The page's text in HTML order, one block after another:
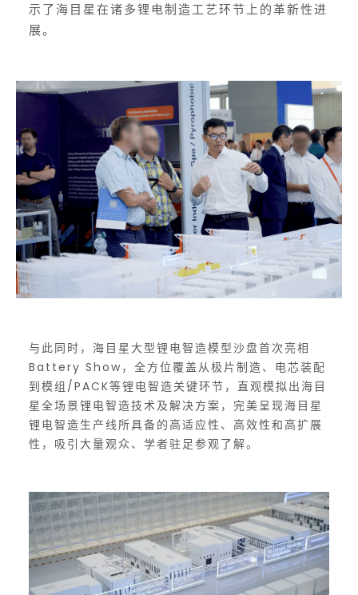
示了海目星在诸多锂电制造工艺环节上的革新性进
展。
与此同时，海目星大型锂电智造模型沙盘首次亮相
Battery Show，全方位覆盖从极片制造、电芯装配
到模组/PACK等锂电智造关键环节，直观模拟出海目
星全场景锂电智造技术及解决方案，完美呈现海目星
锂电智造生产线所具备的高适应性、高效性和高扩展
性，吸引大量观众、学者驻足参观了解。